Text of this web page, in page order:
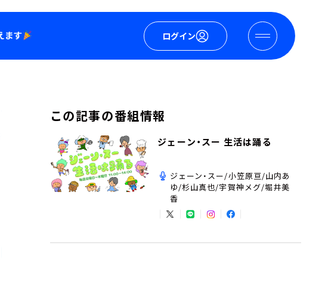
ログイン
この記事の番組情報
ジェーン・スー 生活は踊る
ジェーン・スー/小笠原亘/山内あ
ゆ/杉山真也/宇賀神メグ/堀井美
香